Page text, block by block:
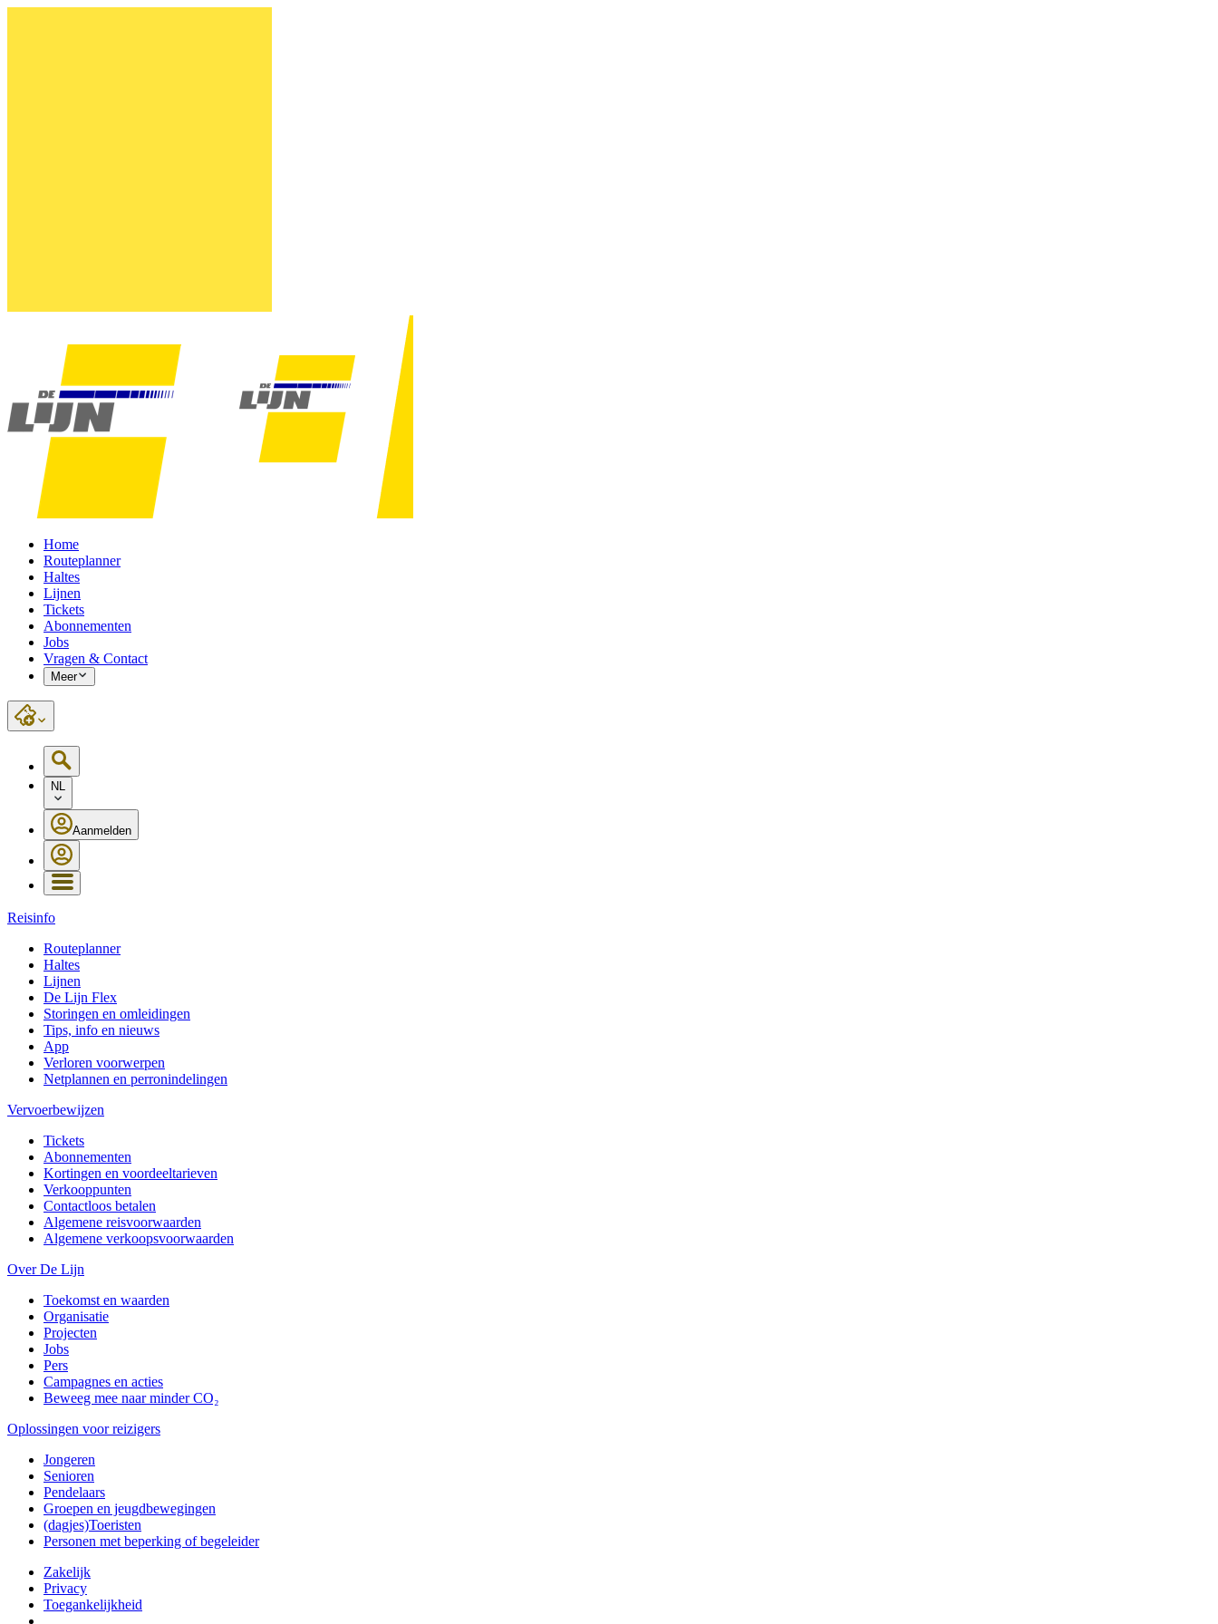
Home
Routeplanner
Haltes
Lijnen
Tickets
Abonnementen
Jobs
Vragen & Contact
Meer
NL
Aanmelden
Reisinfo
Routeplanner
Haltes
Lijnen
De Lijn Flex
Storingen en omleidingen
Tips, info en nieuws
App
Verloren voorwerpen
Netplannen en perronindelingen
Vervoerbewijzen
Tickets
Abonnementen
Kortingen en voordeeltarieven
Verkooppunten
Contactloos betalen
Algemene reisvoorwaarden
Algemene verkoopsvoorwaarden
Over De Lijn
Toekomst en waarden
Organisatie
Projecten
Jobs
Pers
Campagnes en acties
Beweeg mee naar minder CO₂
Oplossingen voor reizigers
Jongeren
Senioren
Pendelaars
Groepen en jeugdbewegingen
(dagjes)Toeristen
Personen met beperking of begeleider
Zakelijk
Privacy
Toegankelijkheid